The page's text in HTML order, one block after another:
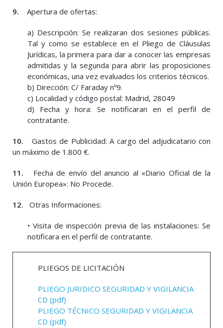
9. Apertura de ofertas:
a) Descripción: Se realizaran dos sesiones públicas.
Tal y como se establece en el Pliego de Cláusulas
Jurídicas, la primera para dar a conocer las empresas
admitidas y la segunda para abrir las proposiciones
económicas, una vez evaluados los criterios técnicos.
b) Dirección: C/ Faraday nº9.
c) Localidad y código postal: Madrid, 28049
d) Fecha y hora: Se notificaran en el perfil de
contratante.
10.
Gastos de Publicidad: A cargo del adjudicatario con
un máximo de 1.800 €.
11. Fecha de envío del anuncio al «Diario Oficial de la
Unión Europea»: No Procede.
12. Otras Informaciones:
• Visita de inspección previa de las instalaciones: Se
notificara en el perfil de contratante.
PLIEGOS DE LICITACIÓN
PLIEGO JURIDICO SEGURIDAD Y VIGILANCIA
CD (pdf)
PLIEGO TÉCNICO SEGURIDAD Y VIGILANCIA
CD (pdf)